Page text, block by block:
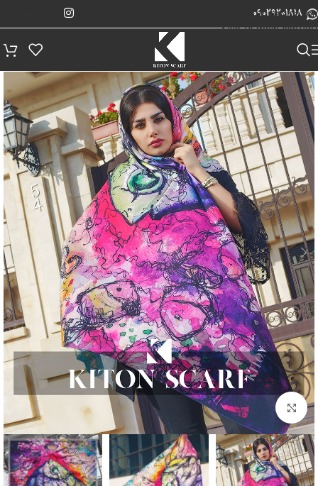
Skip to navigation
Skip to main content
09029201818
بزرگنمایی تصویر